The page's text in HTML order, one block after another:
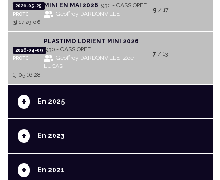
2026-05-25
PROTO
MINI EN MAI 2026 930 - CASSIOPEE
Geoffroy DARDONVILLE
9 / 17
3j 17:49:06
2026-04-09
PROTO
PLASTIMO LORIENT MINI 2026
930 - CASSIOPEE
Geoffroy DARDONVILLE Zoé
LUCAS
7 / 13
1j 05:16:28
+ En 2025
+ En 2023
+ En 2021